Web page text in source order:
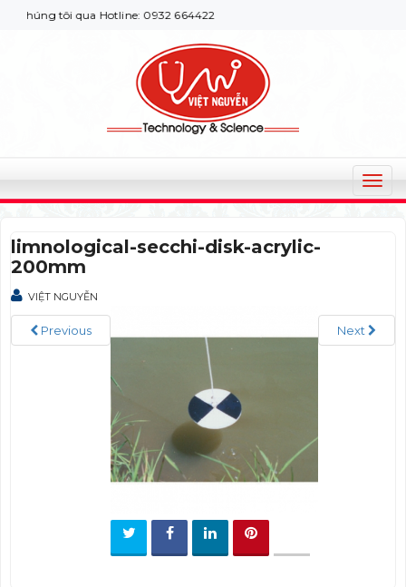
tôi qua Hotline: 0932 664422
T
o
a
v
limnological-secchi-disk-acrylic-
200mm
VIỆT NGUYỄN
Previous Next